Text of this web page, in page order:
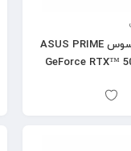
کارت گرافیک ایسوس ASUS PRIME
GeForce RTX™